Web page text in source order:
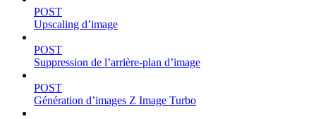
POST
Upscaling d’image
POST
Suppression de l’arrière-plan d’image
POST
Génération d’images Z Image Turbo